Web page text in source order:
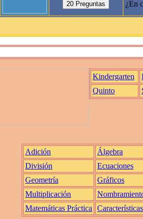
¿En
Kindergarten
Quinto
Adición
Álgebra
División
Ecuaciones
Geometría
Gráficos
Multiplicación
Matemáticas Práctica
Características